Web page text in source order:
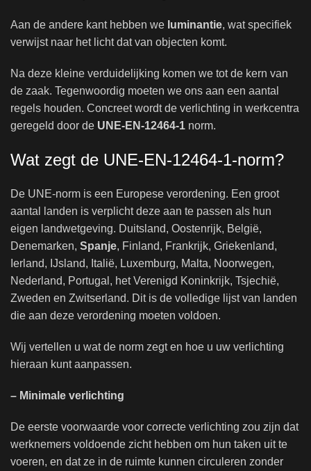
Aan de andere kant hebben we luminantie, wat specifiek
verwijst naar het licht dat van objecten komt.
Na deze kleine verduidelijking komen we tot de kern van
de zaak. Tegenwoordig moeten we ons aan een aantal
regels houden. Concreet wordt de verlichting in werkcentra
geregeld door de UNE-EN-12464-1 norm.
Wat zegt de UNE-EN-12464-1-norm?
De UNE-norm is een Europese verordening. Een groot
aantal landen is verplicht deze aan te passen als hun
eigen landwetgeving. Duitsland, Oostenrijk, België,
Denemarken, Spanje, Finland, Frankrijk, Griekenland,
Ierland, IJsland, Italië, Luxemburg, Malta, Noorwegen,
Nederland, Portugal, het Verenigd Koninkrijk, Tsjechië,
Zweden en Zwitserland. Dit is de volledige lijst van landen
die aan deze verordening moeten voldoen.
Wij vertellen u wat de norm zegt en hoe u uw verlichting
hieraan kunt aanpassen.
– Minimale verlichting
De eerste voorwaarde voor correcte verlichting zou zijn dat
werknemers voldoende zicht hebben om hun taken uit te
voeren, en dat ze in de ruimte kunnen circuleren zonder